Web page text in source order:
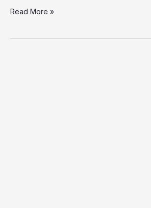
Read More »